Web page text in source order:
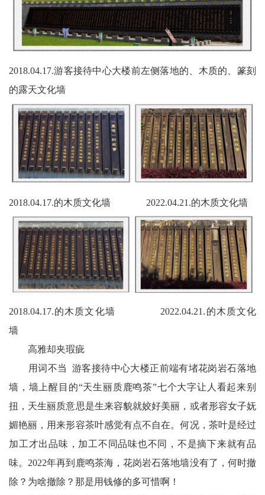
2018.04.17.游客接待中心大楼前左侧落地的、木质的、篆刻
的露天文化墙
2018.04.17.的木质文化墙 2022.04.21.的木质文化墙
2018.04.17.的木质文化墙 2022.04.21.的木质文化
墙
高雅却夹瑕疵
用词不当 游客接待中心大楼正前端有堵花岗岩石落地
墙，墙上醒目的“天生丽质鹿鸣茶”七个大字让人看起来别
扭，天生丽质意思是生来容貌就姣好美丽，或者形容女子妩
媚艳丽，用来形容茶叶感觉有点不自在。何况，茶叶是经过
加工才出品味，加工不同品味也不同，不是摘下来就有品
味。2022年再到鹿鸣茶海，花岗岩石落地墙没有了，何时撤
除？为啥撤除？那是用钱修的多可惜啊！